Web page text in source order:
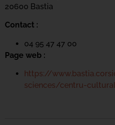
20600 Bastia
Contact :
04 95 47 47 00
Page web :
https://
sciences/centru-